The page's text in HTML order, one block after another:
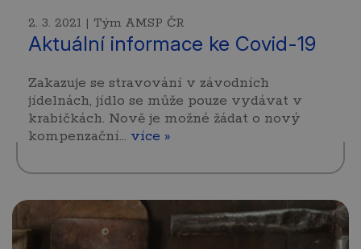
2. 3. 2021 | Tým AMSP ČR
Aktuální informace ke Covid-19
Zakazuje se stravování v závodních
jídelnách, jídlo se může pouze vydávat v
krabičkách. Nově je možné žádat o nový
kompenzační… více »